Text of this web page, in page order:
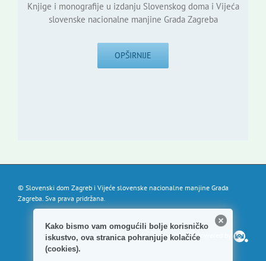
Knjige i monografije u izdanju Slovenskog doma i Vijeća
slovenske nacionalne manjine Grada Zagreba
OPŠIRNIJE
© Slovenski dom Zagreb i Vijeće slovenske nacionalne manjine Grada
Zagreba. Sva prava pridržana.
Powered by
Kako bismo vam omogućili bolje korisničko
iskustvo, ova stranica pohranjuje kolačiće
(cookies).